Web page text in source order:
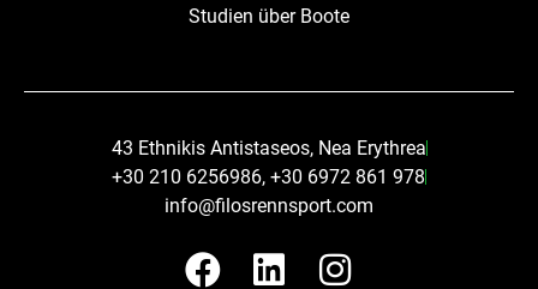
Studien über Boote
43 Ethnikis Antistaseos, Nea Erythrea
+30 210 6256986, +30 6972 861 978
info@filosrennsport.com
F
L
I